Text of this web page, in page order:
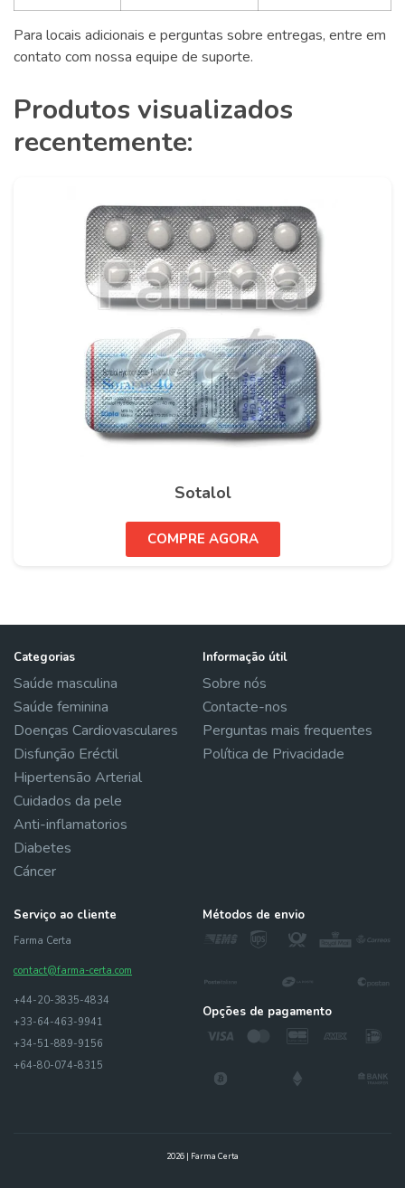
Para locais adicionais e perguntas sobre entregas, entre em
contato com nossa equipe de suporte.
Produtos visualizados
recentemente:
Sotalol
COMPRE AGORA
Categorias
Saúde masculina
Saúde feminina
Doenças Cardiovasculares
Disfunção Eréctil
Hipertensão Arterial
Cuidados da pele
Anti-inflamatorios
Diabetes
Cáncer
Informação útil
Sobre nós
Contacte-nos
Perguntas mais frequentes
Política de Privacidade
Serviço ao cliente
Farma Certa
contact@farma-certa.com
+44-20-3835-4834
+33-64-463-9941
+34-51-889-9156
+64-80-074-8315
Métodos de envio
Opções de pagamento
2026 | Farma Certa